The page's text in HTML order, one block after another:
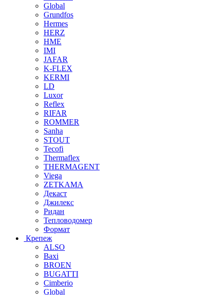
Global
Grundfos
Hermes
HERZ
HME
IMI
JAFAR
K-FLEX
KERMI
LD
Luxor
Reflex
RIFAR
ROMMER
Sanha
STOUT
Tecofi
Thermaflex
THERMAGENT
Viega
ZETKAMA
Декаст
Джилекс
Ридан
Тепловодомер
Формат
Крепеж
ALSO
Baxi
BROEN
BUGATTI
Cimberio
Global